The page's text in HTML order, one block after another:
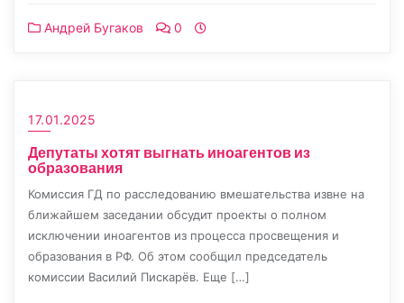
Андрей Бугаков 0
17.01.2025
Депутаты хотят выгнать иноагентов из
образования
Комиссия ГД по расследованию вмешательства извне на
ближайшем заседании обсудит проекты о полном
исключении иноагентов из процесса просвещения и
образования в РФ. Об этом сообщил председатель
комиссии Василий Пискарёв. Еще […]